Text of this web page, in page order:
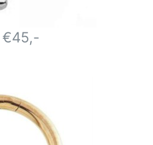
€45,-